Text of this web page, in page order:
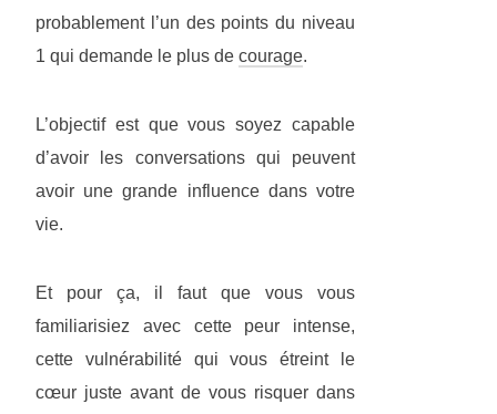
probablement l’un des points du niveau
1 qui demande le plus de courage.
L’objectif est que vous soyez capable
d’avoir les conversations qui peuvent
avoir une grande influence dans votre
vie.
Et pour ça, il faut que vous vous
familiarisiez avec cette peur intense,
cette vulnérabilité qui vous étreint le
cœur juste avant de vous risquer dans